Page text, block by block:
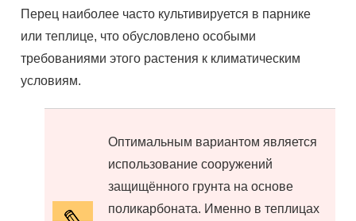
Перец наиболее часто культивируется в парнике
или теплице, что обусловлено особыми
требованиями этого растения к климатическим
условиям.
Оптимальным вариантом является
использование сооружений
защищённого грунта на основе
поликарбоната. Именно в теплицах